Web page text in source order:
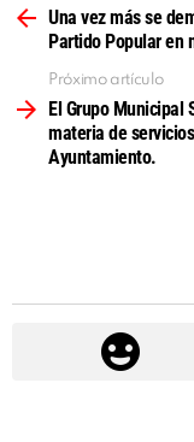
másUna vez más se
Partido Popular en
Próximo artículo
El Grupo Municipal
materia de
Ayuntamiento.